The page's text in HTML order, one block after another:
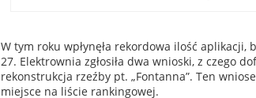
W tym roku wpłynęła rekordowa ilość aplikacji,
27. Elektrownia zgłosiła dwa wnioski, z czego
rekonstrukcja rzeźby pt. „Fontanna”. Ten
miejsce na liście rankingowej.